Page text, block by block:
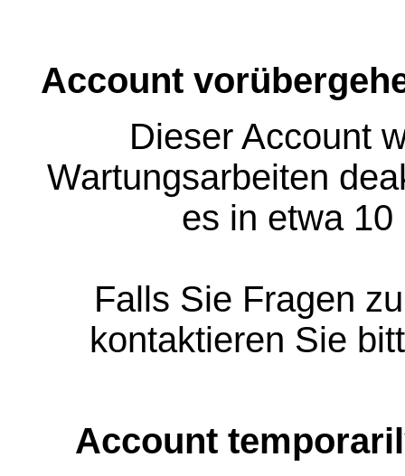
Account
Dieser Account
Wartungsarbeiten
es in etwa
Falls Sie Fragen
kontaktieren Sie
Account